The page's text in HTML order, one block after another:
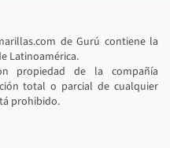
de Gurú contiene la
Latinoamérica.
propiedad de la compañía
total o parcial de cualquier
prohibido.